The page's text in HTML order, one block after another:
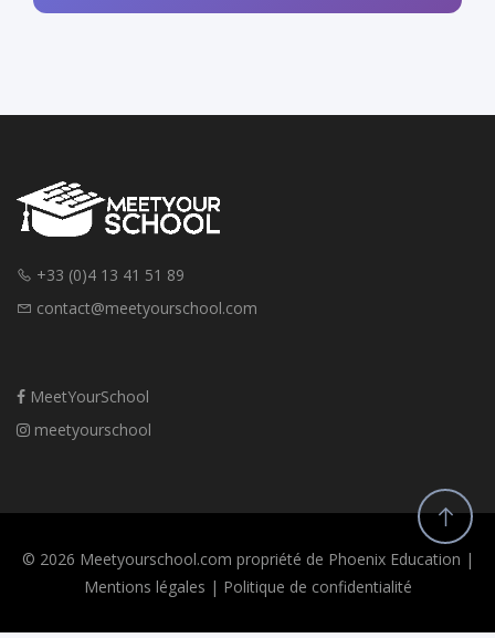
+33 (0)4 13 41 51 89
contact@meetyourschool.com
MeetYourSchool
meetyourschool
© 2026 Meetyourschool.com propriété de Phoenix Education |
Mentions légales | Politique de confidentialité